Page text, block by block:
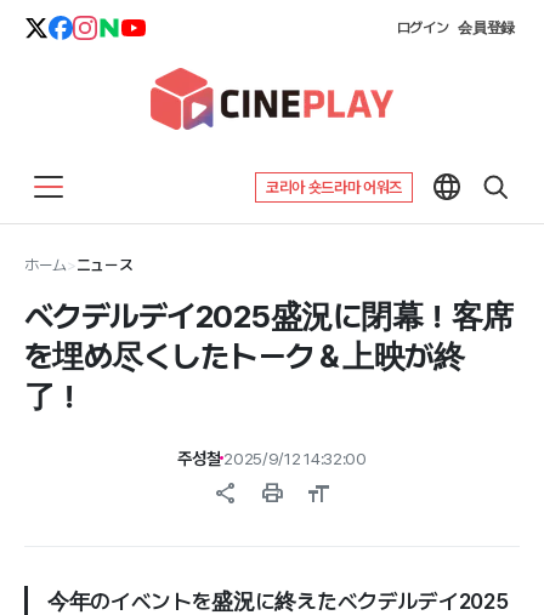
ログイン 会員登録
코리아 숏드라마 어워즈
ホーム>ニュース
ベクデルデイ2025盛況に閉幕！客席
を埋め尽くしたトーク＆上映が終
了！
주성철 2025/9/12 14:32:00
share print format_size
今年のイベントを盛況に終えたベクデルデイ2025